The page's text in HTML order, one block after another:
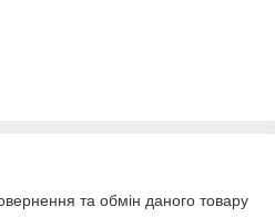
та обмін даного товару